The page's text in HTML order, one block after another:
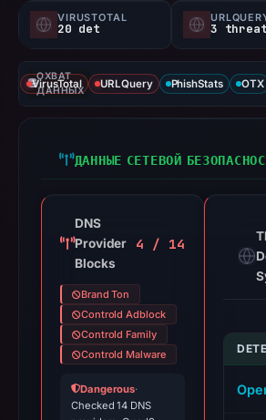
VIRUSTOTAL
20 det
ОХВАТ
ДАННЫХ
VirusTotal URLQuery PhishStats OTX
ДАННЫЕ СЕТЕВОЙ
DNS
Provider
Blocks
4 / 14
Brand Ton
Controld Adblock
Controld Family
Controld Malware
Dangerous·
Checked 14 DNS